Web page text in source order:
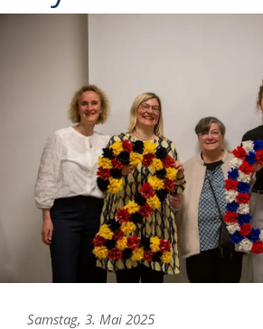
Samstag, 3. Mai 2025